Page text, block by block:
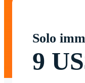
Solo
9